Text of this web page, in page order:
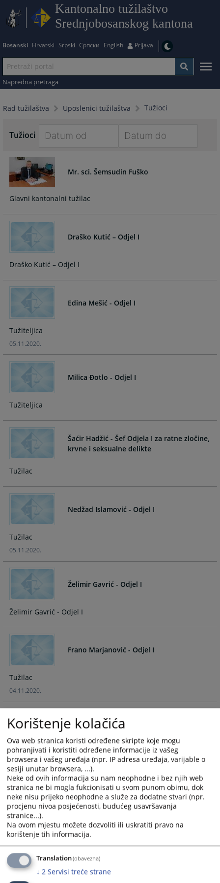
Kantonalno tužilaštvo
Srednjobosanskog kantona
Bosanski Hrvatski Srpski Српски English Prijava
Napredna pretraga
Rad tužilaštva Uposlenici tužilaštva Tužioci
Tužioci
forward
to
interact
with
calendar
select
a
date.
the
get
the
keyboard
for
changing
dates.
to
calendar
select
the
mark
keyboard
for
Mr. sci. Šemsudin Fuško
Glavni kantonalni tužilac
Draško Kutić – Odjel I
Draško Kutić – Odjel I
Edina Mešić - Odjel I
Tužiteljica
05.11.2020.
Milica Đotlo - Odjel I
Tužiteljica
Šaćir Hadžić - Šef Odjela I za ratne zločine,
krvne i seksualne delikte
Tužilac
Nedžad Islamović - Odjel I
Tužilac
05.11.2020.
Želimir Gavrić - Odjel I
Želimir Gavrić - Odjel I
Frano Marjanović - Odjel I
Tužilac
04.11.2020.
Sulejman Selimović - Odjel I
Tužilac
Nevenka Čorić - Šefica odjela II za
organizovani kriminal, korupciju i
privredni kriminal sa poreskim utajama,
maloljetnički, imovinski i saobraćajni
delikti
Zamjenica Glavnog kantonalnog tužioca
04.11.2020.
Korištenje kolačića
Ova web stranica koristi određene skripte koje mogu
pohranjivati i koristiti određene informacije iz vašeg
browsera i vašeg uređaja (npr. IP adresa uređaja, varijable o
sesiji unutar browsera, ...).
Neke od ovih informacija su nam neophodne i bez njih web
stranica ne bi mogla fukcionisati u svom punom obimu, dok
neke nisu prijeko neophodne a služe za dodatne stvari (npr.
procjenu nivoa posjećenosti, budućeg usavršavanja
stranice...).
Na ovom mjestu možete dozvoliti ili uskratiti pravo na
korištenje tih informacija.
Translation(obavezna)
↓ 2 Servisi treće strane